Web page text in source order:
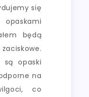
się
będą
są opaski
na
co